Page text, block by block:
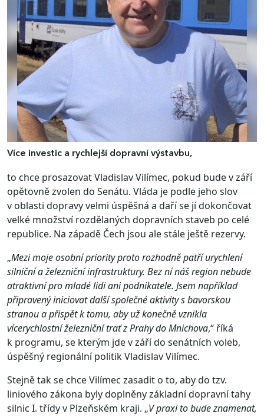
Více investic a rychlejší dopravní výstavbu,
to chce prosazovat Vladislav Vilímec, pokud bude v září
opětovně zvolen do Senátu. Vláda je podle jeho slov
v oblasti dopravy velmi úspěšná a daří se jí dokončovat
velké množství rozdělaných dopravních staveb po celé
republice. Na západě Čech jsou ale stále ještě rezervy.
„Mezi moje osobní priority proto rozhodně patří urychlení
silniční a železniční infrastruktury. Bez ní náš region nebude
atraktivní pro mladé lidi ani podnikatele. Jsem například
připravený iniciovat další společné aktivity s bavorskou
stranou a přispět k tomu, aby už konečně vznikla
vícerychlostní železniční trať z Prahy do Mnichova,“ říká
k programu, se kterým jde v září do senátních voleb,
úspěšný regionální politik Vladislav Vilímec.
Stejně tak se chce Vilímec zasadit o to, aby do tzv.
liniového zákona byly doplněny základní dopravní tahy
silnic I. třídy v Plzeňském kraji. „V praxi to bude znamenat,